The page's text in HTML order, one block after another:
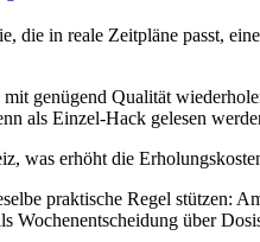
die in reale Zeitpläne passt,
genügend Qualität
als Einzel-Hack gelesen
was erhöht die
praktische Regel stützen:
über